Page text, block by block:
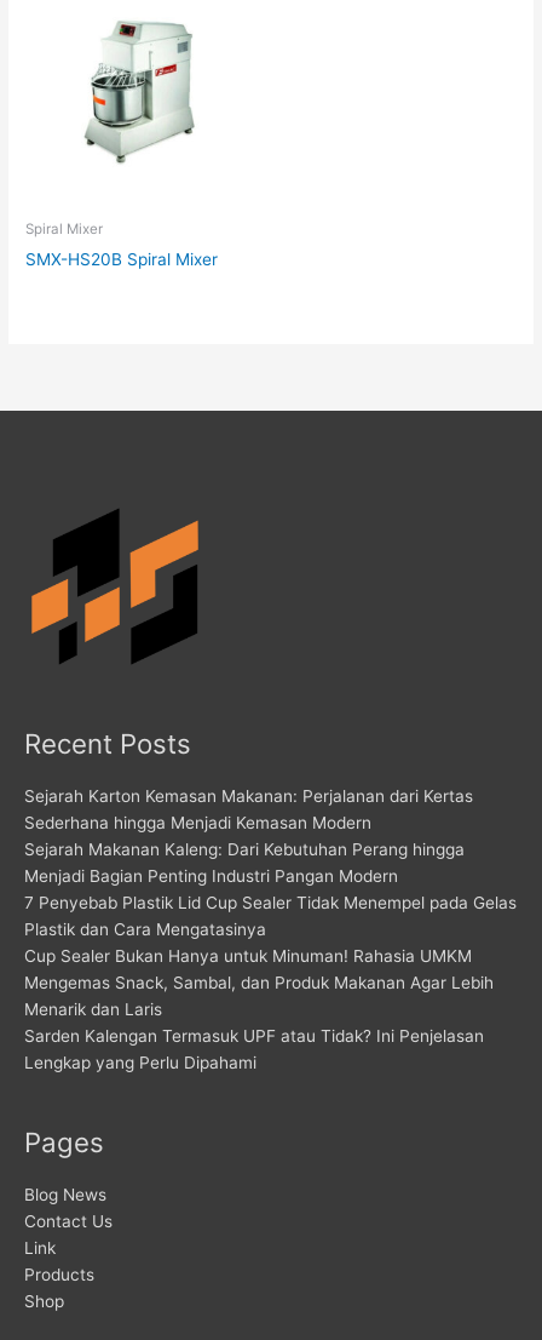
Spiral Mixer
SMX-HS20B Spiral Mixer
Recent Posts
Sejarah Karton Kemasan Makanan: Perjalanan dari Kertas
Sederhana hingga Menjadi Kemasan Modern
Sejarah Makanan Kaleng: Dari Kebutuhan Perang hingga
Menjadi Bagian Penting Industri Pangan Modern
7 Penyebab Plastik Lid Cup Sealer Tidak Menempel pada Gelas
Plastik dan Cara Mengatasinya
Cup Sealer Bukan Hanya untuk Minuman! Rahasia UMKM
Mengemas Snack, Sambal, dan Produk Makanan Agar Lebih
Menarik dan Laris
Sarden Kalengan Termasuk UPF atau Tidak? Ini Penjelasan
Lengkap yang Perlu Dipahami
Pages
Blog News
Contact Us
Link
Products
Shop